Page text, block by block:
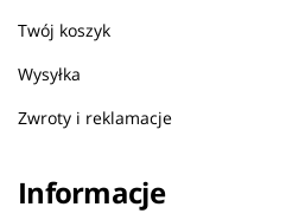
Twój koszyk
Wysyłka
Zwroty i reklamacje
Informacje